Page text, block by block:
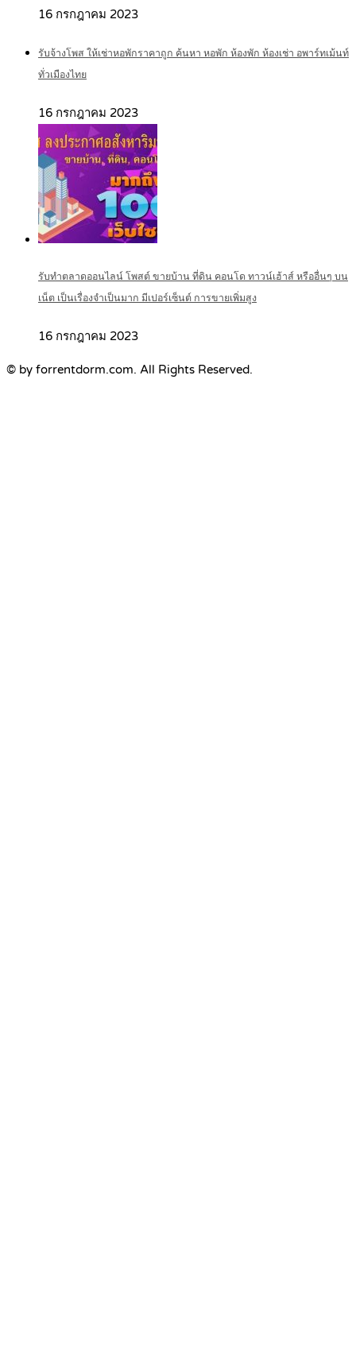
16 กรกฎาคม 2023
รับจ้างโพส ให้เช่าหอพักราคาถูก ค้นหา หอพัก ห้องพัก ห้องเช่า อพาร์ทเม้นท์
ทั่วเมืองไทย
16 กรกฎาคม 2023
รับทำตลาดออนไลน์ โพสต์ ขายบ้าน ที่ดิน คอนโด ทาวน์เฮ้าส์ หรืออื่นๆ บน
เน็ต เป็นเรื่องจำเป็นมาก มีเปอร์เซ็นต์ การขายเพิ่มสูง
16 กรกฎาคม 2023
© by forrentdorm.com. All Rights Reserved.